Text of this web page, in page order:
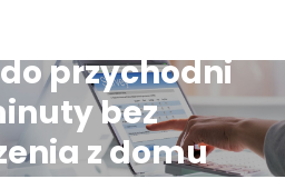
przychodni
bez
z domu